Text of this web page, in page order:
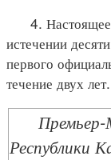
4. Настоящее
истечении
первого
течение двух лет.
Республики